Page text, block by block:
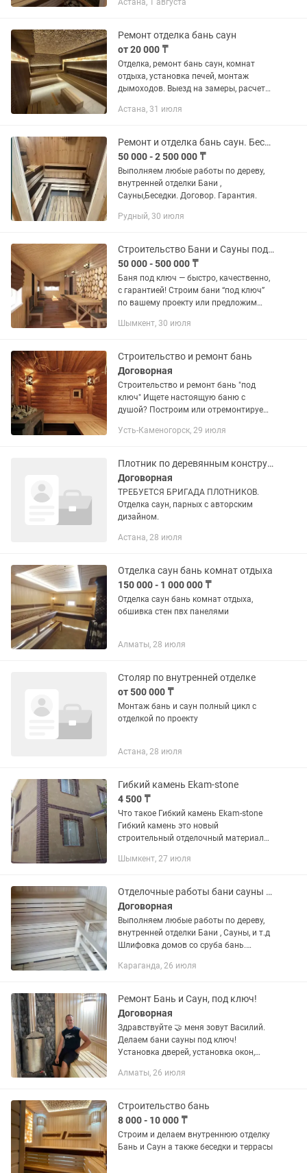
высококачественный материал. Весь
Астана, 1 августа
Ремонт отделка бань саун
от 20 000 ₸
Отделка, ремонт бань саун, комнат
отдыха, установка печей, монтаж
дымоходов. Выезд на замеры, расчет
Астана, 31 июля
Ремонт и отделка бань саун. Беседки мангальные зоны
50 000 - 2 500 000 ₸
Выполняем любые работы по дереву,
внутренней отделки Бани ,
Сауны,Беседки. Договор. Гарантия.
Рудный, 30 июля
Строительство Бани и Сауны под ключ!
50 000 - 500 000 ₸
Баня под ключ — быстро, качественно,
с гарантией! Строим бани “под ключ”
по вашему проекту или предложим
городу и пригородам. ⸻ Что мы
Шымкент, 30 июля
Строительство и ремонт бань
Договорная
Строительство и ремонт бань "под
ключ" Ищете настоящую баню с
душой? Построим или отремонтируем
Финская сауна Хаммам Черная баня
Усть-Каменогорск, 29 июля
Плотник по деревянным конструкциям
Договорная
ТРЕБУЕТСЯ БРИГАДА ПЛОТНИКОВ.
Отделка саун, парных с авторским
дизайном.
Астана, 28 июля
Отделка саун бань комнат отдыха
150 000 - 1 000 000 ₸
Отделка саун бань комнат отдыха,
обшивка стен пвх панелями
Алматы, 28 июля
Столяр по внутренней отделке
от 500 000 ₸
Монтаж бань и саун полный цикл с
отделкой по проекту
Астана, 28 июля
Гибкий камень Ekam-stone
4 500 ₸
Что такое Гибкий камень Ekam-stone
Гибкий камень это новый
строительный отделочный материал
является натуральным и экологичным,
Шымкент, 27 июля
Отделочные работы бани сауны под ключ
Договорная
Выполняем любые работы по дереву,
внутренней отделки Бани , Сауны, и т.д
Шлифовка домов со сруба бань.
Контейнера 20-40футов Любой
Также...
Караганда, 26 июля
Ремонт Бань и Саун, под ключ!
Договорная
Здравствуйте 🤝 меня зовут Василий.
Делаем бани сауны под ключ!
Установка дверей, установка окон,
установка моно трубы, ППУ, и т.д Так
Алматы, 26 июля
Строительство бань
8 000 - 10 000 ₸
Строим и делаем внутреннюю отделку
Бань и Саун а также беседки и террасы